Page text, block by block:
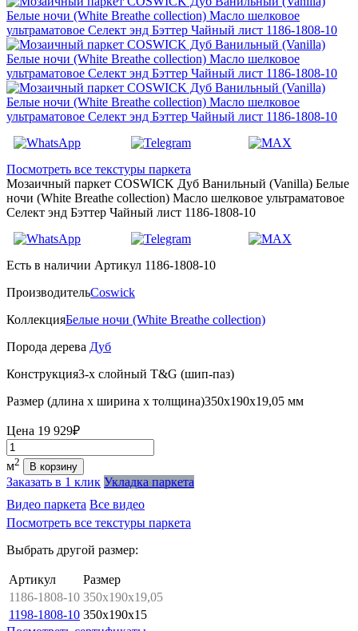
Посмотреть все текстуры паркета
Мозаичный паркет COSWICK Дуб Ванильный (Vanilla) Белые
ночи (White Breathe collection) Масло шелковое ультраматовое
Селект энд Бэттер Чайный лист 1186-1808-10
Есть в наличии Артикул 1186-1808-10
ПроизводительCoswick
КоллекцияБелые ночи (White Breathe collection)
Порода дерева Дуб
Конструкция3-х слойный T&G (шип-паз)
Размер (длина х ширина х толщина)350х190х19,05 мм
Цена 19 929₽
Количество
м2 В корзину
Заказать в 1 клик Укладка паркета
Видео паркета Все видео
Посмотреть все текстуры паркета
Выбрать другой размер:
Артикул
Размер
1186-1808-10 350x190x19,05
1198-1808-10 350x190x15